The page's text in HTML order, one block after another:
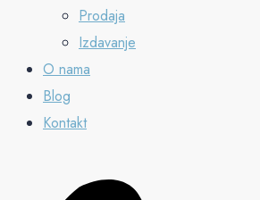
Prodaja
Izdavanje
O nama
Blog
Kontakt